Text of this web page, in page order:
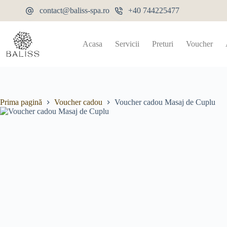
contact@baliss-spa.ro +40 744225477
Acasa Servicii Preturi Voucher
Prima pagină Voucher cadou Voucher cadou Masaj de Cuplu